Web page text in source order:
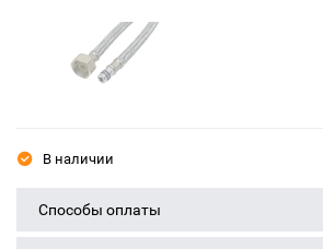
В наличии
Способы оплаты